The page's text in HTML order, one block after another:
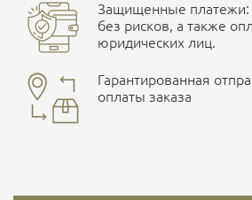
Защищенные платежи:
без рисков, а также
юридических лиц.
Гарантированная
оплаты заказа